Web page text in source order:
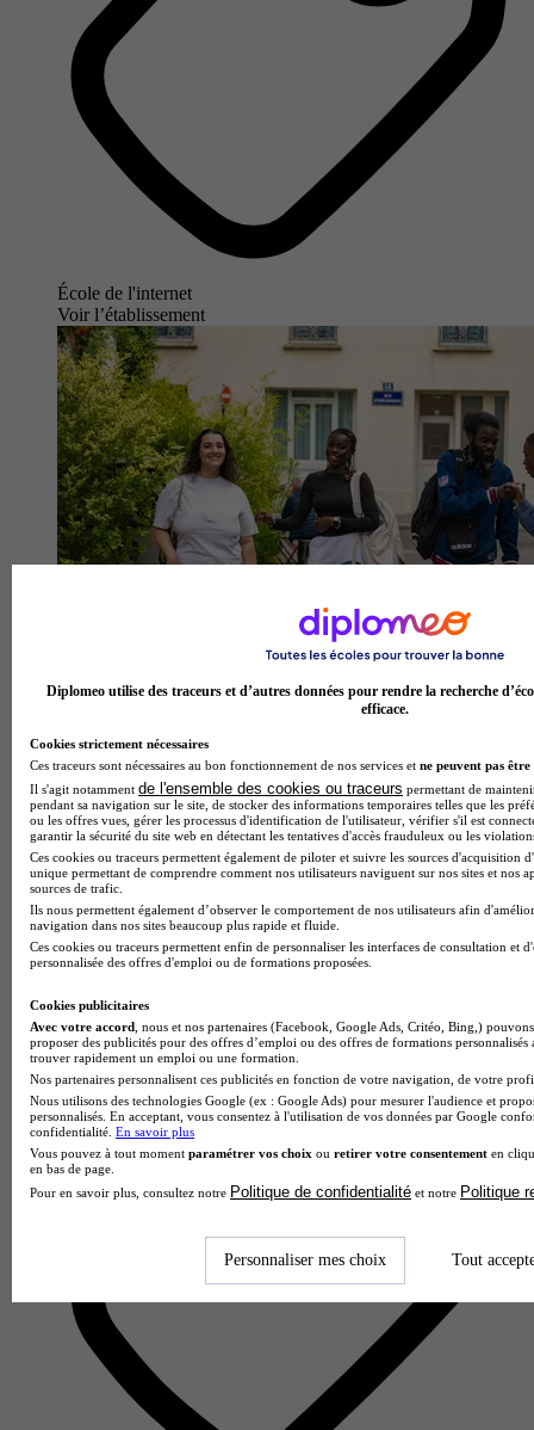
École de l'internet
Voir l’établissement
IRIS - Ecole Supérieur d'informatique et de Numérique - Paris
4.3
Paris
Diplomeo utilise des traceurs et d’autres données pour rendre la recherche
efficace.
Cookies strictement nécessaires
Ces traceurs sont nécessaires au bon fonctionnement de nos services et ne peuvent pas être
Il s'agit notamment de l'ensemble des cookies ou traceurs permettant de
pendant sa navigation sur le site, de stocker des informations temporaires telles que les
ou les offres vues, gérer les processus d'identification de l'utilisateur, vérifier s'il est
garantir la sécurité du site web en détectant les tentatives d'accès frauduleux ou les
Ces cookies ou traceurs permettent également de piloter et suivre les sources d'acquisition
unique permettant de comprendre comment nos utilisateurs naviguent sur nos sites et nos
sources de trafic.
Ils nous permettent également d’observer le comportement de nos utilisateurs afin
navigation dans nos sites beaucoup plus rapide et fluide.
Ces cookies ou traceurs permettent enfin de personnaliser les interfaces de consultation et
personnalisée des offres d'emploi ou de formations proposées.
Cookies publicitaires
Avec votre accord , nous et nos partenaires (Facebook, Google Ads, Critéo, Bing,)
proposer des publicités pour des offres d’emploi ou des offres de formations
trouver rapidement un emploi ou une formation.
Nos partenaires personnalisent ces publicités en fonction de votre navigation, de votre
Nous utilisons des technologies Google (ex : Google Ads) pour mesurer l'audience et
personnalisés. En acceptant, vous consentez à l'utilisation de vos données par Google
confidentialité. En savoir plus
Vous pouvez à tout moment paramétrer vos choix ou retirer votre consentement en
en bas de page.
Pour en savoir plus, consultez notre Politique de confidentialité et notre Politique
Personnaliser mes choix Tout